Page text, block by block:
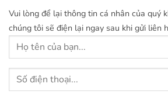
Vui lòng để lại thông tin cá nhân của quý
chúng tôi sẽ điện lại ngay sau khi gửi liên